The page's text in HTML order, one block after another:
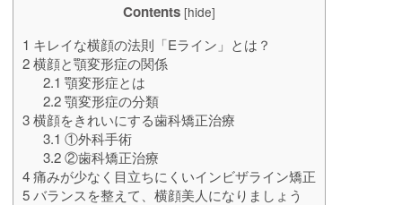
Contents [hide]
1 キレイな横顔の法則「Eライン」とは？
2横顔と顎変形症の関係
2.1 顎変形症とは
2.2顎変形症の分類
3横顔をきれいにする歯科矯正治療
3.1 ①外科手術
3.2②歯科矯正治療
4痛みが少なく目立ちにくいインビザライン矯正
5バランスを整えて、横顔美人になりましょう